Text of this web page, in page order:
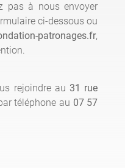
pas à nous envoyer
ci-dessous ou
patronages.fr,
rejoindre au 31 rue
téléphone au 07 57